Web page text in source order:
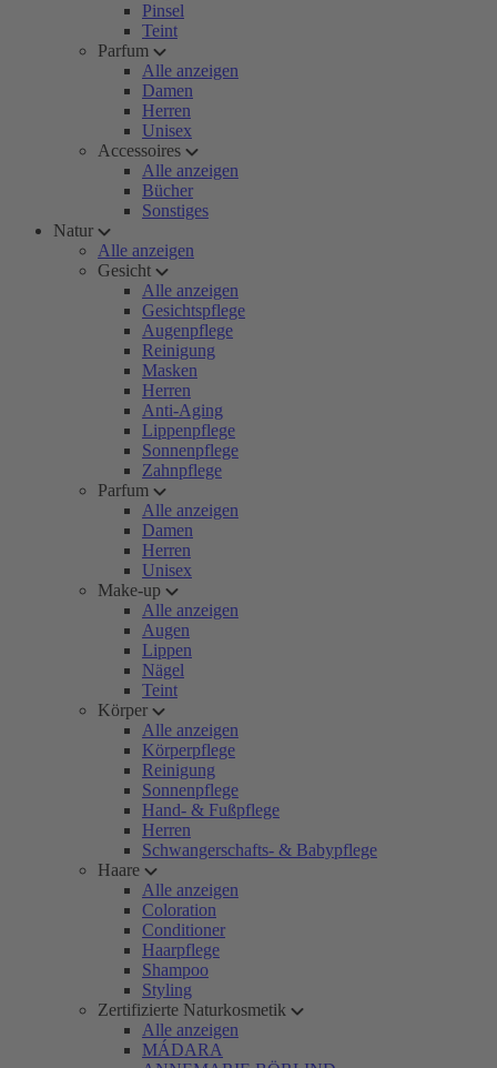
Pinsel
Teint
Parfum
Alle anzeigen
Damen
Herren
Unisex
Accessoires
Alle anzeigen
Bücher
Sonstiges
Natur
Alle anzeigen
Gesicht
Alle anzeigen
Gesichtspflege
Augenpflege
Reinigung
Masken
Herren
Anti-Aging
Lippenpflege
Sonnenpflege
Zahnpflege
Parfum
Alle anzeigen
Damen
Herren
Unisex
Make-up
Alle anzeigen
Augen
Lippen
Nägel
Teint
Körper
Alle anzeigen
Körperpflege
Reinigung
Sonnenpflege
Hand- & Fußpflege
Herren
Schwangerschafts- & Babypflege
Haare
Alle anzeigen
Coloration
Conditioner
Haarpflege
Shampoo
Styling
Zertifizierte Naturkosmetik
Alle anzeigen
MÁDARA